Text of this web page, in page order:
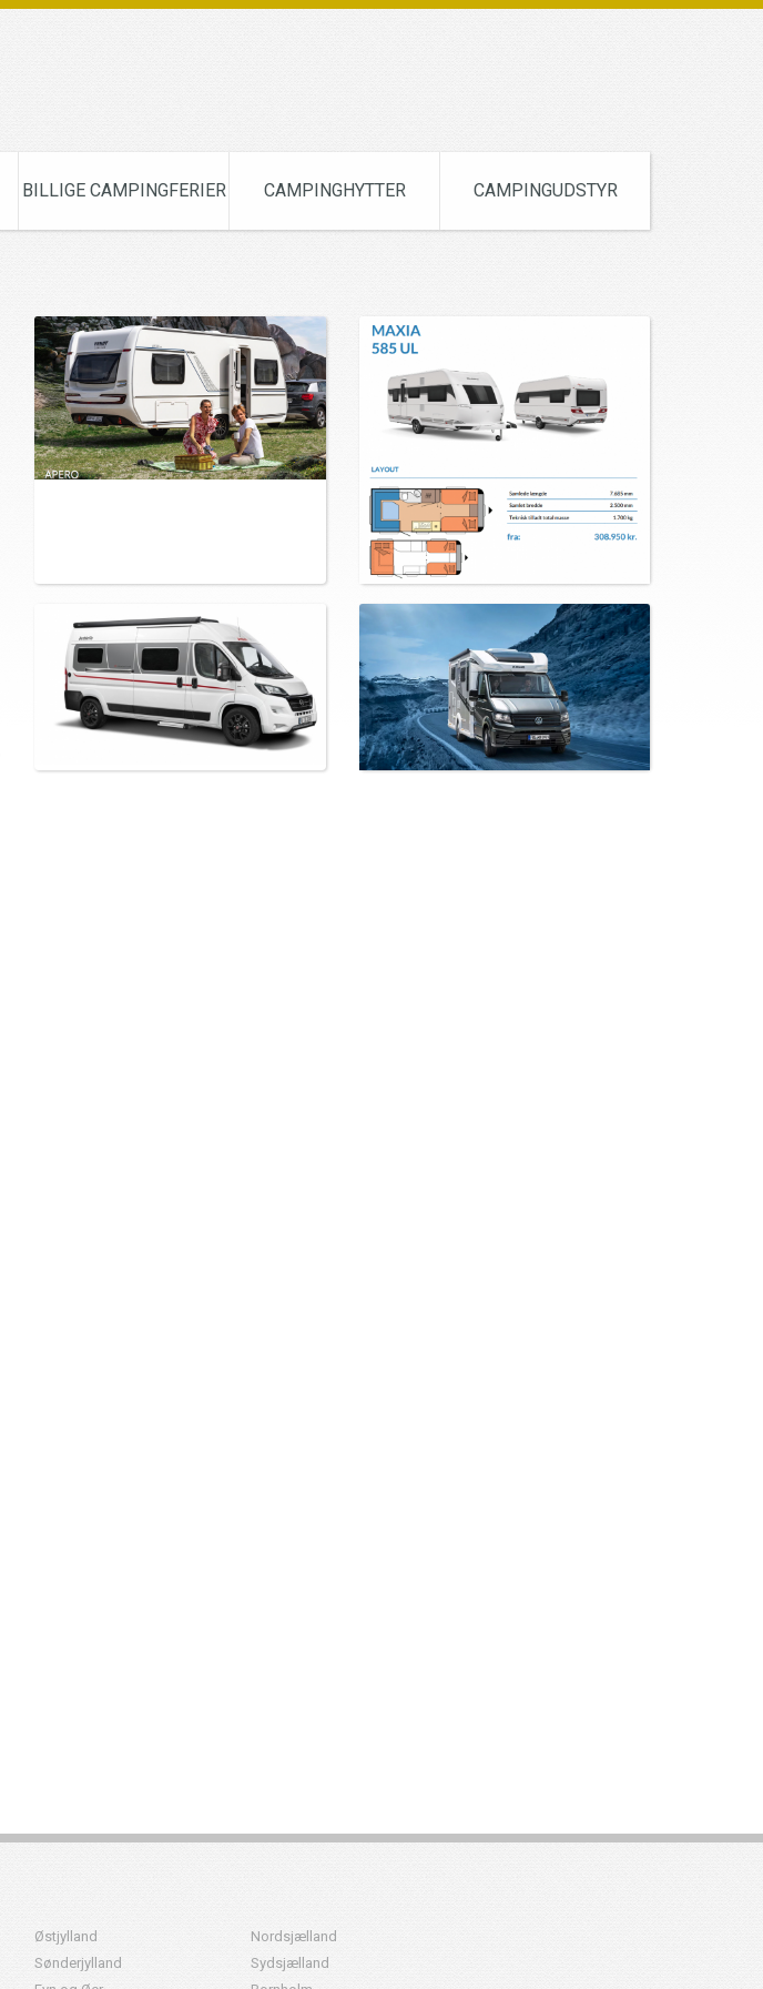
BILLIGE CAMPINGFERIER CAMPINGHYTTER CAMPINGUDSTYR
Østjylland
Sønderjylland
Nordsjælland
Sydsjælland